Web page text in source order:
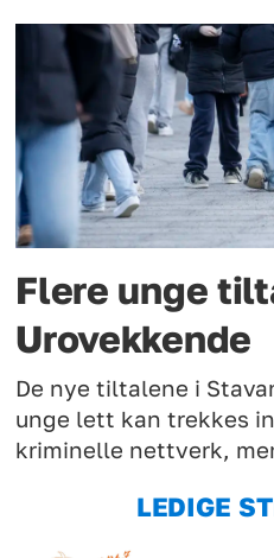
Flere unge
Urovekkende
De nye tiltalene i
unge lett kan trekkes
kriminelle nettverk,
LEDIGE